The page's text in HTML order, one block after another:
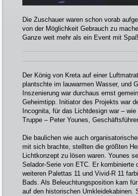
Die Zuschauer waren schon vorab
von der Möglichkeit Gebrauch zu
Ganze weit mehr als ein Event mit
Der König von Kreta auf einer
plantschte im lauwarmen Wasser, und
Inszenierung war durchaus ernst
Geheimtipp. Initiator des Projekts war
Incognita, für das Lichtdesign war –
Truppe – Peter Younes,
Die baulichen wie auch
mit sich brachte, stellten die größten
Lichtkonzept zu lösen waren. Younes
Selador-Serie von ETC. Er kombinierte
weiteren Palettas 11 und Vivid-R 11
Bads. Als Beleuchtungsposition kam
auf den historischen Umkleidekabinen.